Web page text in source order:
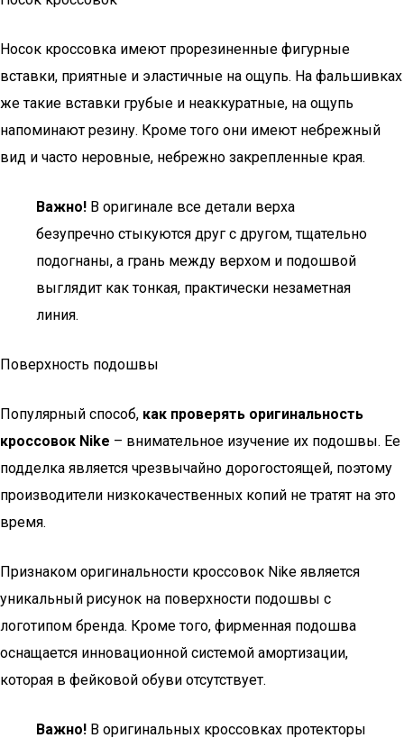
Носок кроссовка имеют прорезиненные фигурные
вставки, приятные и эластичные на ощупь. На фальшивках
же такие вставки грубые и неаккуратные, на ощупь
напоминают резину. Кроме того они имеют небрежный
вид и часто неровные, небрежно закрепленные края.
Важно! В оригинале все детали верха
безупречно стыкуются друг с другом, тщательно
подогнаны, а грань между верхом и подошвой
выглядит как тонкая, практически незаметная
линия.
Поверхность подошвы
Популярный способ, как проверять оригинальность
кроссовок Nike – внимательное изучение их подошвы. Ее
подделка является чрезвычайно дорогостоящей, поэтому
производители низкокачественных копий не тратят на это
время.
Признаком оригинальности кроссовок Nike является
уникальный рисунок на поверхности подошвы с
логотипом бренда. Кроме того, фирменная подошва
оснащается инновационной системой амортизации,
которая в фейковой обуви отсутствует.
Важно! В оригинальных кроссовках протекторы